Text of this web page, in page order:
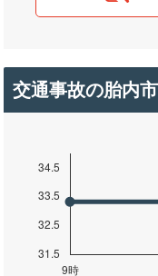
交通事故の胎内